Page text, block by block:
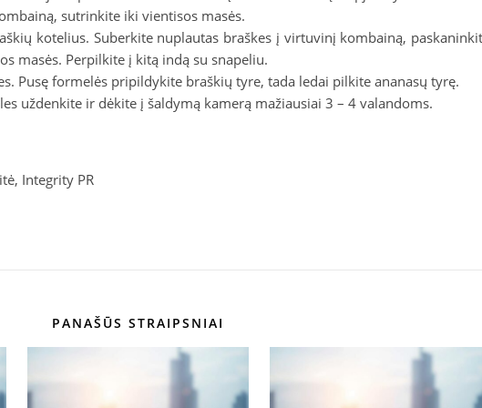
sutrinkite iki vientisos masės.
kotelius. Suberkite nuplautas braškes į virtuvinį kombainą,
masės. Perpilkite į kitą indą su snapeliu.
Pusę formelės pripildykite braškių tyre, tada ledai pilkite ananasų tyrę.
uždenkite ir dėkite į šaldymą kamerą mažiausiai 3 – 4 valandoms.
Integrity PR
PANAŠŪS STRAIPSNIAI